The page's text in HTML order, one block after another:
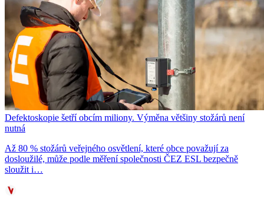
Defektoskopie šetří obcím miliony. Výměna většiny stožárů není
nutná
Až 80 % stožárů veřejného osvětlení, které obce považují za
dosloužilé, může podle měření společnosti ČEZ ESL bezpečně
sloužit i…